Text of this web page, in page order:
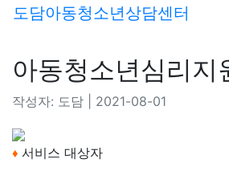
도담아동청소년상담센터
아동청소년심리지
작성자: 도담 | 2021-08-01
♦ 서비스 대상자